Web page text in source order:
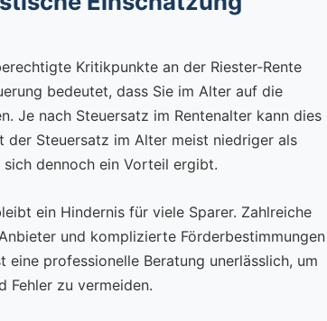
Kritikpunkte an der Riester-Rente
bedeutet, dass Sie im Alter auf die
Je nach Steuersatz im Rentenalter kann dies
der Steuersatz im Alter meist niedriger als
dennoch ein Vorteil ergibt.
ein Hindernis für viele Sparer. Zahlreiche
und komplizierte Förderbestimmungen
eine professionelle Beratung unerlässlich, um
Fehler zu vermeiden.